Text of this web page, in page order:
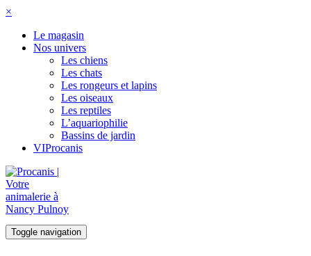
×
Le magasin
Nos univers
Les chiens
Les chats
Les rongeurs et lapins
Les oiseaux
Les reptiles
L’aquariophilie
Bassins de jardin
VIProcanis
Toggle navigation